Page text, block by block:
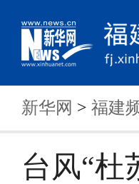
新华网 > 福建
台风“杜